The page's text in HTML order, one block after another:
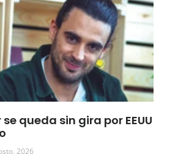
queda sin gira por EEUU
2026